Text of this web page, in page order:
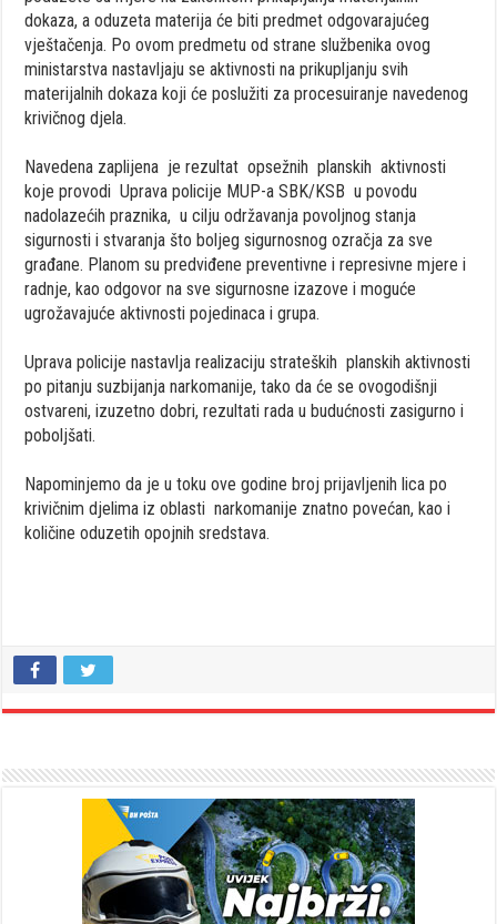
dokaza, a oduzeta materija će biti predmet odgovarajućeg
vještačenja. Po ovom predmetu od strane službenika ovog
ministarstva nastavljaju se aktivnosti na prikupljanju svih
materijalnih dokaza koji će poslužiti za procesuiranje navedenog
krivičnog djela.
Navedena zaplijena je rezultat opsežnih planskih aktivnosti
koje provodi Uprava policije MUP-a SBK/KSB u povodu
nadolazećih praznika, u cilju održavanja povoljnog stanja
sigurnosti i stvaranja što boljeg sigurnosnog ozračja za sve
građane. Planom su predviđene preventivne i represivne mjere i
radnje, kao odgovor na sve sigurnosne izazove i moguće
ugrožavajuće aktivnosti pojedinaca i grupa.
Uprava policije nastavlja realizaciju strateških planskih aktivnosti
po pitanju suzbijanja narkomanije, tako da će se ovogodišnji
ostvareni, izuzetno dobri, rezultati rada u budućnosti zasigurno i
poboljšati.
Napominjemo da je u toku ove godine broj prijavljenih lica po
krivičnim djelima iz oblasti narkomanije znatno povećan, kao i
količine oduzetih opojnih sredstava.